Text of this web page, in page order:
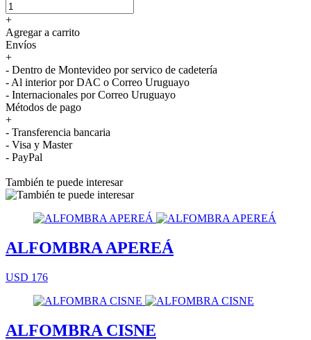
+
Agregar a carrito
Envíos
+
- Dentro de Montevideo por servico de cadetería
- Al interior por DAC o Correo Uruguayo
- Internacionales por Correo Uruguayo
Métodos de pago
+
- Transferencia bancaria
- Visa y Master
- PayPal
También te puede interesar
ALFOMBRA APEREÁ
USD 176
ALFOMBRA CISNE